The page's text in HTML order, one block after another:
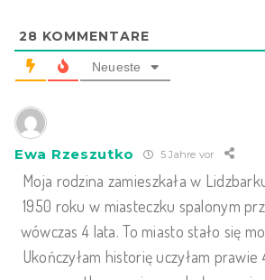
28 KOMMENTARE
Neueste
Ewa Rzeszutko 5 Jahre vor
Moja rodzina zamieszkała w
1950 roku w miasteczku spalonym
wówczas 4 lata. To miasto stało się
Ukończyłam historię uczyłam prawie